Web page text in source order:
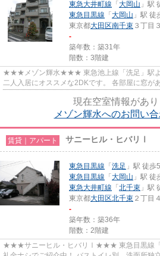
東急大井町線 「 大岡山 」駅
東急目黒線 「 大岡山 」駅 徒
東京都大田区南千束 ３丁目
-
築年数：築31年
階数：3階建
★★★メゾン輝水★★★ 東急池上線「洗足」駅よ
二人入居にオススメな2DKです。 各部屋に窓が
現在空室情報があり
メゾン輝水へのお問い
賃貸｜アパート サニーヒル・ヒバリⅠ
東急目黒線 「 洗足 」駅 徒歩
東急目黒線 「 大岡山 」駅 徒
東急大井町線 「 北千束 」駅
東京都大田区北千束 ２丁目
-
築年数：築36年
階数：2階建
★★★サニーヒル・ヒバリⅠ★★★ 東急目黒線「